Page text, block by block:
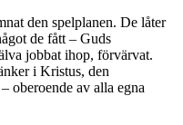
den spelplanen. De låter
de fått – Guds
jobbat ihop, förvärvat.
i Kristus, den
oberoende av alla egna